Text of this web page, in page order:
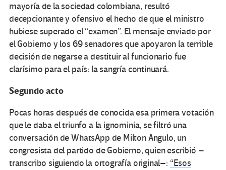
mayoría de la sociedad colombiana, resultó
decepcionante y ofensivo el hecho de que el ministro
hubiese superado el “examen”. El mensaje enviado por
el Gobierno y los 69 senadores que apoyaron la terrible
decisión de negarse a destituir al funcionario fue
clarísimo para el país: la sangría continuará.
Segundo acto
Pocas horas después de conocida esa primera votación
que le daba el triunfo a la ignominia, se filtró una
conversación de WhatsApp de Milton Angulo, un
congresista del partido de Gobierno, quien escribió –
transcribo siguiendo la ortografía original–: “Esos